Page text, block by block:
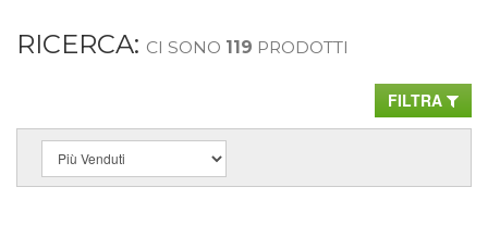
RICERCA: CI SONO 119 PRODOTTI
FILTRA